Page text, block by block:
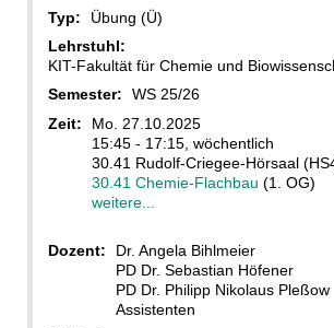
Typ:
Übung (Ü)
Lehrstuhl:
KIT-Fakultät für Chemie und
Semester:
WS 25/26
Zeit:
Mo. 27.10.2025
15:45 - 17:15, wöchentlich
30.41 Rudolf-Criegee-Hörsaal
30.41 Chemie-Flachbau (1. OG)
weitere...
Dozent:
Dr. Angela Bihlmeier
PD Dr. Sebastian Höfener
PD Dr. Philipp Nikolaus Pleßow
Assistenten